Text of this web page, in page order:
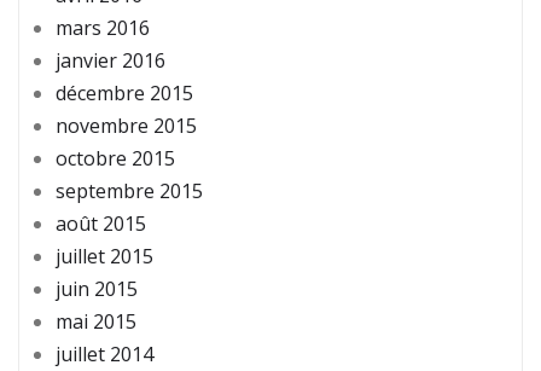
mars 2016
janvier 2016
décembre 2015
novembre 2015
octobre 2015
septembre 2015
août 2015
juillet 2015
juin 2015
mai 2015
juillet 2014